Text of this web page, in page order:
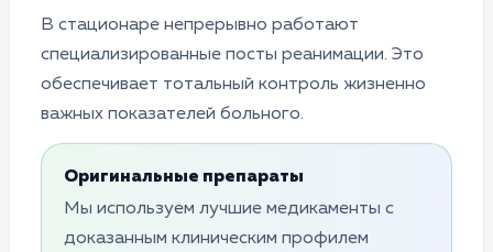
В стационаре непрерывно работают
специализированные посты реанимации. Это
обеспечивает тотальный контроль жизненно
важных показателей больного.
Оригинальные препараты
Мы используем лучшие медикаменты с
доказанным клиническим профилем